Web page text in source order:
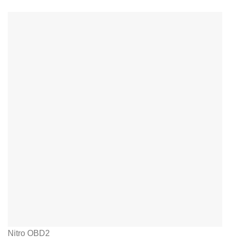
Nitro OBD2